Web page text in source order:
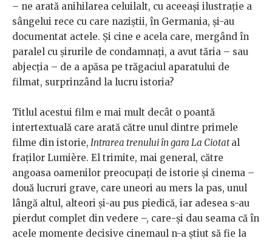
– ne arată anihilarea celuilalt, cu aceeași ilustrație a
sângelui rece cu care naziștii, în Germania, și-au
documentat actele. Și cine e acela care, mergând în
paralel cu șirurile de condamnați, a avut tăria – sau
abjecția – de a apăsa pe trăgaciul aparatului de
filmat, surprinzând la lucru istoria?
Titlul acestui film e mai mult decât o poantă
intertextuală care arată către unul dintre primele
filme din istorie, Intrarea trenului în gara La Ciotatal
fraților Lumière. El trimite, mai general, către
angoasa oamenilor preocupați de istorie și cinema –
două lucruri grave, care uneori au mers la pas, unul
lângă altul, alteori și-au pus piedică, iar adesea s-au
pierdut complet din vedere –, care-și dau seama că în
acele momente decisive cinemaul n-a știut să fie la